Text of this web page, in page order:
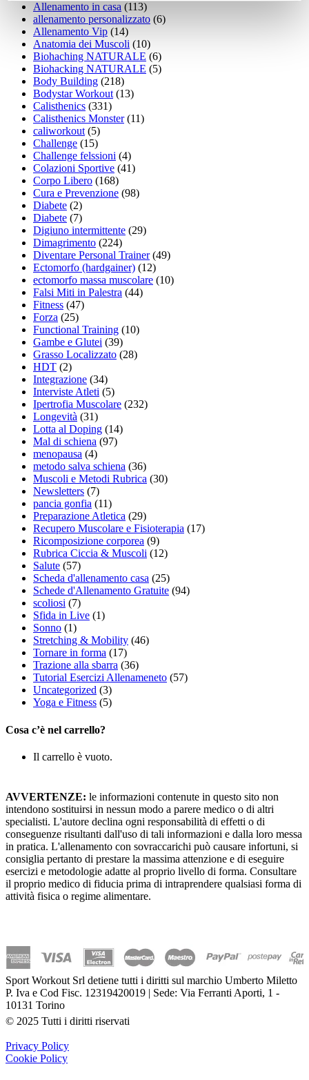
Allenamento in casa (113)
allenamento personalizzato (6)
Allenamento Vip (14)
Anatomia dei Muscoli (10)
Biohaching NATURALE (6)
Biohacking NATURALE (5)
Body Building (218)
Bodystar Workout(13)
Calisthenics (331)
Calisthenics Monster(11)
caliworkout(5)
Challenge (15)
Challenge felssioni (4)
Colazioni Sportive (41)
Corpo Libero (168)
Cura e Prevenzione (98)
Diabete (2)
Diabete (7)
Digiuno intermittente (29)
Dimagrimento (224)
Diventare Personal Trainer(49)
Ectomorfo (hardgainer) (12)
ectomorfo massa muscolare (10)
Falsi Miti in Palestra (44)
Fitness (47)
Forza (25)
Functional Training (10)
Gambe e Glutei (39)
Grasso Localizzato (28)
HDT (2)
Integrazione (34)
Interviste Atleti (5)
Ipertrofia Muscolare (232)
Longevità (31)
Lotta al Doping (14)
Mal di schiena (97)
menopausa (4)
metodo salva schiena (36)
Muscoli e Metodi Rubrica (30)
Newsletters (7)
pancia gonfia (11)
Preparazione Atletica (29)
Recupero Muscolare e Fisioterapia (17)
Ricomposizione corporea (9)
Rubrica Ciccia & Muscoli (12)
Salute (57)
Scheda d'allenamento casa (25)
Schede d'Allenamento Gratuite (94)
scoliosi (7)
Sfida in Live (1)
Sonno (1)
Stretching & Mobility (46)
Tornare in forma (17)
Trazione alla sbarra (36)
Tutorial Esercizi Allenameneto (57)
Uncategorized (3)
Yoga e Fitness (5)
Cosa c’è nel carrello?
Il carrello è vuoto.
AVVERTENZE: le informazioni contenute in questo sito non
intendono sostituirsi in nessun modo a parere medico o di altri
specialisti. L'autore declina ogni responsabilità di effetti o di
conseguenze risultanti dall'uso di tali informazioni e dalla loro messa
in pratica. L'allenamento con sovraccarichi può causare infortuni, si
consiglia pertanto di prestare la massima attenzione e di eseguire
esercizi e metodologie adatte al proprio livello di forma. Consultare
il proprio medico di fiducia prima di intraprendere qualsiasi forma di
attività fisica o regime alimentare.
Sport Workout Srl detiene tutti i diritti sul marchio Umberto Miletto
P. Iva e Cod Fisc. 12319420019 | Sede: Via Ferranti Aporti, 1 -
10131 Torino
© 2025 Tutti i diritti riservati
Privacy Policy
Cookie Policy